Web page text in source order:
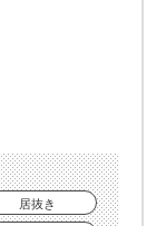
居抜き